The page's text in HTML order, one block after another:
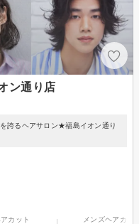
ン通り店
誇るヘアサロン★福島イオン通り
カット メンズヘアカラ